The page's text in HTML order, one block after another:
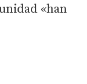
«han